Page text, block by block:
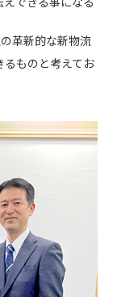
革新的な新物流
ものと考えてお